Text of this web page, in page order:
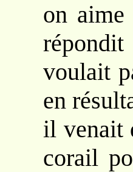
on
voulait
en
il venait
corail